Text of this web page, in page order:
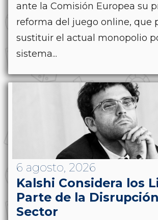
ante la Comisión Europea su
reforma del juego online, que
sustituir el actual monopolio
sistema...
6 agosto, 2026
Kalshi Considera los
Parte de la
Sector